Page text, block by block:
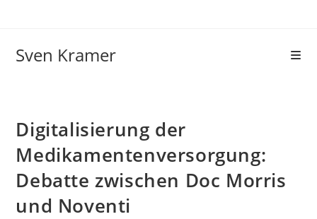
Sven Kramer
Digitalisierung der
Medikamentenversorgung:
Debatte zwischen Doc Morris
und Noventi